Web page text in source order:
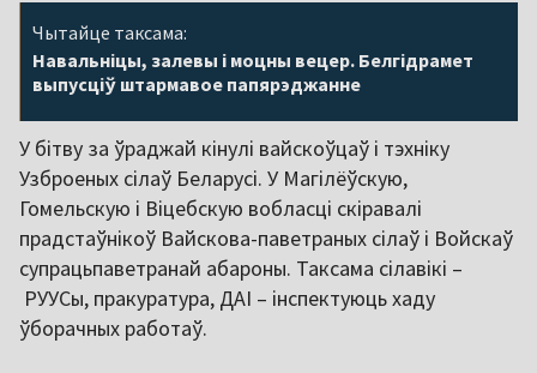
Чытайце таксама:
Навальніцы, залевы і моцны вецер. Белгідрамет
выпусціў штармавое папярэджанне
У бітву за ўраджай кінулі вайскоўцаў і тэхніку
Узброеных сілаў Беларусі. У Магілёўскую,
Гомельскую і Віцебскую вобласці скіравалі
прадстаўнікоў Вайскова-паветраных сілаў і Войскаў
супрацьпаветранай абароны. Таксама сілавікі –
РУУСы, пракуратура, ДАІ – інспектуюць хаду
ўборачных работаў.